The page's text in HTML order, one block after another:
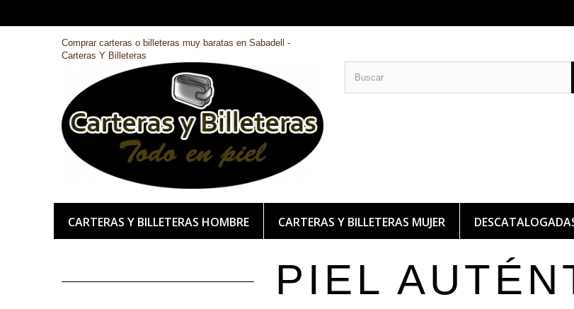
Comprar carteras o billeteras muy baratas en Sabadell -
Carteras Y Billeteras
CARTERAS Y BILLETERAS HOMBRE CARTERAS Y BILLETERAS MUJER
PIEL